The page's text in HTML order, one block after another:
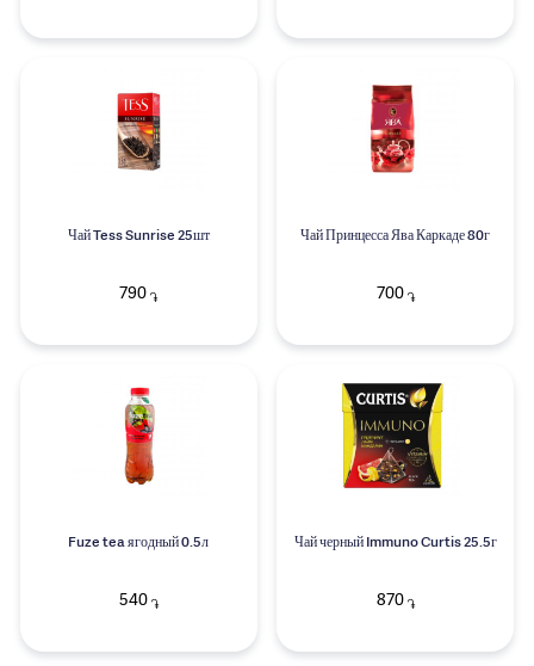
Чай Tess Sunrise 25шт
790 ֏
Чай Принцесса Ява Каркаде 80г
700֏
Fuze tea ягодный 0.5л
540֏
Чай черный Immuno Curtis 25.5г
870֏